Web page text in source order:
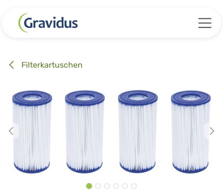
Filterkartuschen